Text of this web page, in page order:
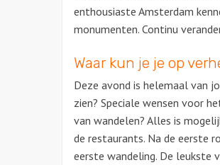
enthousiaste Amsterdam
monumenten. Continu
Waar kun je je op
Deze avond is helemaal van
zien? Speciale wensen voor
van wandelen? Alles is
de restaurants. Na de eerste
eerste wandeling. De leukste